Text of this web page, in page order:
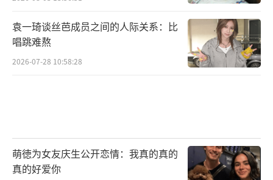
袁一琦谈丝芭成员之间的人际关系：比
唱跳难熬
2026-07-28 10:58:28
萌徳为女友庆生公开恋情：我真的真的
真的好爱你